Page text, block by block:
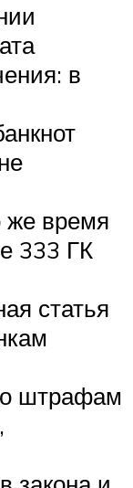
в
же время
333 ГК
статья
штрафам